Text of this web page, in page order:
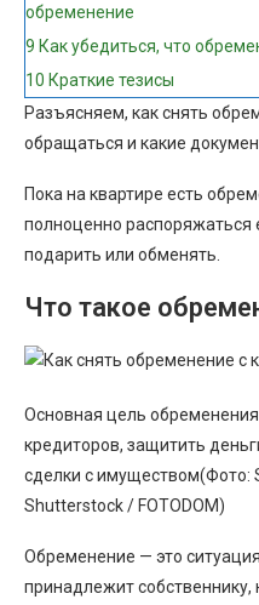
обременение
9 Как убедиться, что
10 Краткие тезисы
Разъясняем, как снять
обращаться и какие
Пока на квартире есть
полноценно распоряжаться
подарить или обменять.
Что такое
Основная цель
кредиторов, защитить
сделки с имуществом(Фото:
Shutterstock / FOTODOM)
Обременение — это
принадлежит